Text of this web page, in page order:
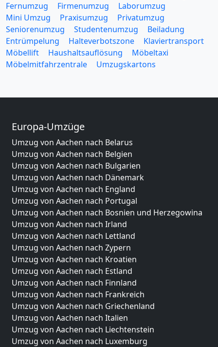
Fernumzug
Firmenumzug
Laborumzug
Mini Umzug
Praxisumzug
Privatumzug
Seniorenumzug
Studentenumzug
Beiladung
Entrümpelung
Halteverbotszone
Klaviertransport
Möbellift
Haushaltsauflösung
Möbeltaxi
Möbelmitfahrzentrale
Umzugskartons
Europa-Umzüge
Umzug von Aachen nach Belarus
Umzug von Aachen nach Belgien
Umzug von Aachen nach Bulgarien
Umzug von Aachen nach Dänemark
Umzug von Aachen nach England
Umzug von Aachen nach Portugal
Umzug von Aachen nach Bosnien und Herzegowina
Umzug von Aachen nach Irland
Umzug von Aachen nach Lettland
Umzug von Aachen nach Zypern
Umzug von Aachen nach Kroatien
Umzug von Aachen nach Estland
Umzug von Aachen nach Finnland
Umzug von Aachen nach Frankreich
Umzug von Aachen nach Griechenland
Umzug von Aachen nach Italien
Umzug von Aachen nach Liechtenstein
Umzug von Aachen nach Luxemburg